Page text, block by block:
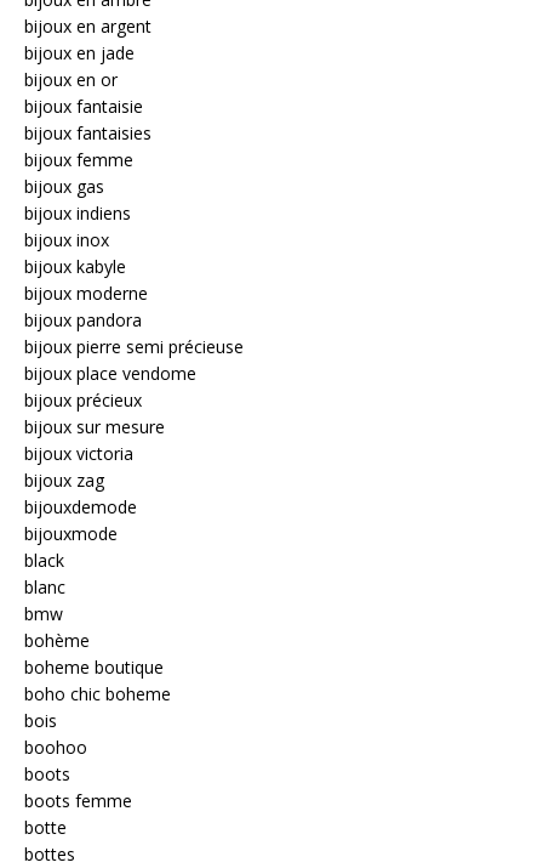
bijoux en argent
bijoux en jade
bijoux en or
bijoux fantaisie
bijoux fantaisies
bijoux femme
bijoux gas
bijoux indiens
bijoux inox
bijoux kabyle
bijoux moderne
bijoux pandora
bijoux pierre semi précieuse
bijoux place vendome
bijoux précieux
bijoux sur mesure
bijoux victoria
bijoux zag
bijouxdemode
bijouxmode
black
blanc
bmw
bohème
boheme boutique
boho chic boheme
bois
boohoo
boots
boots femme
botte
bottes